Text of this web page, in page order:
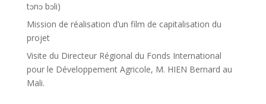
tɔnɔ bɔli)
Mission de réalisation d’un film de capitalisation du
projet
Visite du Directeur Régional du Fonds International
pour le Développement Agricole, M. HIEN Bernard au
Mali.